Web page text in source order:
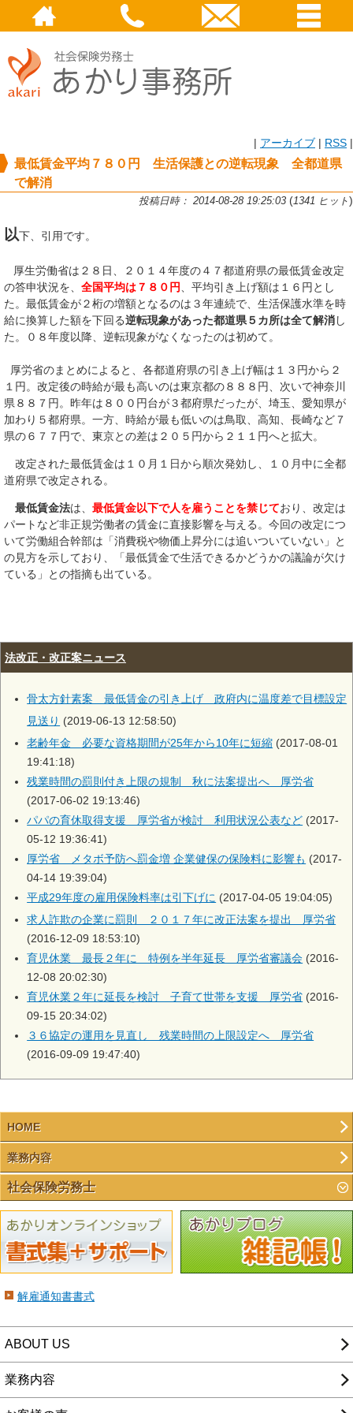
| アーカイブ | RSS |
最低賃金平均７８０円 生活保護との逆転現象 全都道県
で解消
投稿日時： 2014-08-28 19:25:03 (1341 ヒット)
以下、引用です。
厚生労働省は２８日、２０１４年度の４７都道府県の最低賃金改定
の答申状況を、 全国平均は７８０円
、平均引き上げ額は１６円とし
た。最低賃金が２桁の増額となるのは３年連続で、生活保護水準を時
給に換算した額を下回る逆転現象があった都道県５カ所は全て解消し
た。０８年度以降、逆転現象がなくなったのは初めて。
厚労省のまとめによると、各都道府県の引き上げ幅は１３円から２
１円。改定後の時給が最も高いのは東京都の８８８円、次いで神奈川
県８８７円。昨年は８００円台が３都府県だったが、埼玉、愛知県が
加わり５都府県。一方、時給が最も低いのは鳥取、高知、長崎など７
県の６７７円で、東京との差は２０５円から２１１円へと拡大。
改定された最低賃金は１０月１日から順次発効し、１０月中に全都
道府県で改定される。
最低賃金法は、 最低賃金以下で人を雇うことを禁じており、改定は
パートなど非正規労働者の賃金に直接影響を与える。今回の改定につ
いて労働組合幹部は「消費税や物価上昇分には追いついていない」と
の見方を示しており、「最低賃金で生活できるかどうかの議論が欠け
ている」との指摘も出ている。
法改正・改正案ニュース
骨太方針素案 最低賃金の引き上げ 政府内に温度差で目標設定
見送り (2019-06-13 12:58:50)
老齢年金 必要な資格期間が25年から10年に短縮 (2017-08-01
19:41:18)
残業時間の罰則付き上限の規制 秋に法案提出へ 厚労省
(2017-06-02 19:13:46)
パパの育休取得支援 厚労省が検討 利用状況公表など (2017-
05-12 19:36:41)
厚労省 メタボ予防へ罰金増 企業健保の保険料に影響も (2017-
04-14 19:39:04)
平成29年度の雇用保険料率は引下げに (2017-04-05 19:04:05)
求人詐欺の企業に罰則 ２０１７年に改正法案を提出 厚労省
(2016-12-09 18:53:10)
育児休業 最長２年に 特例を半年延長 厚労省審議会 (2016-
12-08 20:02:30)
育児休業２年に延長を検討 子育て世帯を支援 厚労省 (2016-
09-15 20:34:02)
３６協定の運用を見直し 残業時間の上限設定へ 厚労省
(2016-09-09 19:47:40)
HOME
業務内容
社会保険労務士
解雇通知書書式
ABOUT US
業務内容